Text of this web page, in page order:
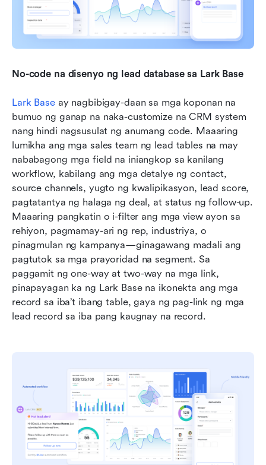
No-code na disenyo ng lead database sa Lark Base
Lark Base ay nagbibigay-daan sa mga koponan na
bumuo ng ganap na naka-customize na CRM system
nang hindi nagsusulat ng anumang code. Maaaring
lumikha ang mga sales team ng lead tables na may
nababagong mga field na iniangkop sa kanilang
workflow, kabilang ang mga detalye ng contact,
source channels, yugto ng kwalipikasyon, lead score,
pagtatantya ng halaga ng deal, at status ng follow-up.
Maaaring pangkatin o i-filter ang mga view ayon sa
rehiyon, pagmamay-ari ng rep, industriya, o
pinagmulan ng kampanya—ginagawang madali ang
pagtutok sa mga prayoridad na segment. Sa
paggamit ng one-way at two-way na mga link,
pinapayagan ka ng Lark Base na ikonekta ang mga
record sa iba’t ibang table, gaya ng pag-link ng mga
lead record sa iba pang kaugnay na record.